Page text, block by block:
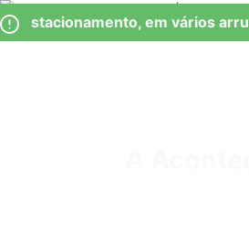
Observação:
este
Skip
to
Estacionamento, em vários